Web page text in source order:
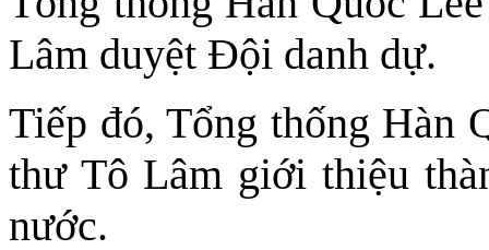
Lâm duyệt Đội danh dự.
Tiếp đó, Tổng thống Hàn
thư Tô Lâm giới thiệu
nước.